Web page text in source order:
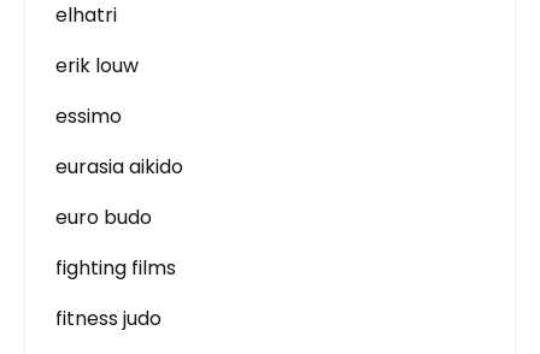
elhatri
erik louw
essimo
eurasia aikido
euro budo
fighting films
fitness judo